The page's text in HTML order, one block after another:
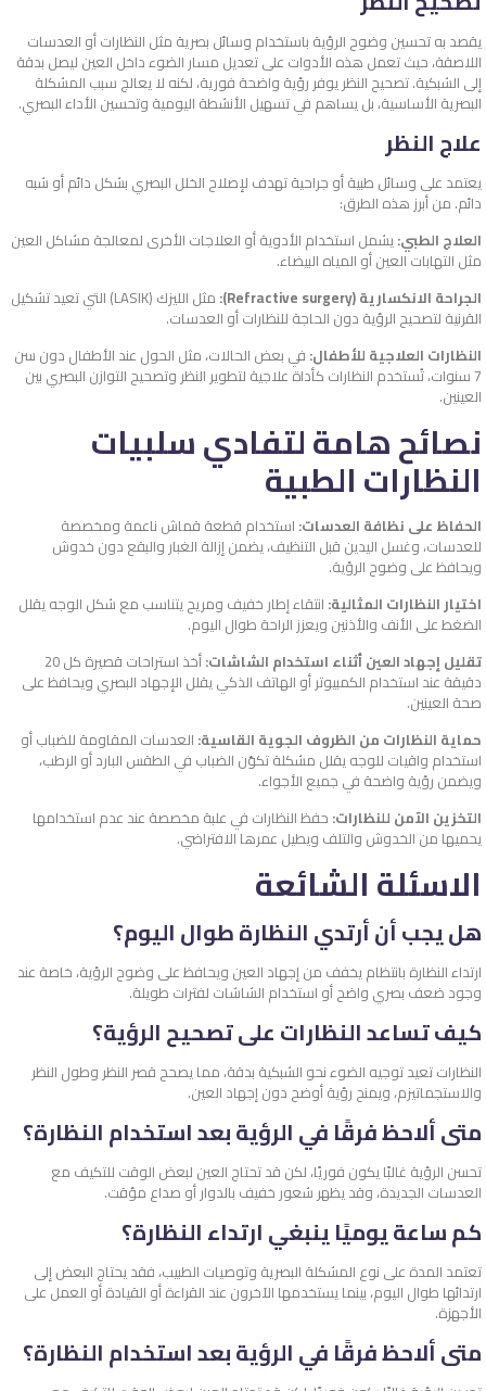
يقصد به تحسين وضوح الرؤية باستخدام وسائل بصرية مثل النظارات أو العدسات
اللاصقة، حيث تعمل هذه الأدوات على تعديل مسار الضوء داخل العين ليصل بدقة
إلى الشبكية. تصحيح النظر يوفر رؤية واضحة فورية، لكنه لا يعالج سبب المشكلة
البصرية الأساسية، بل يساهم في تسهيل الأنشطة اليومية وتحسين الأداء البصري.
علاج النظر
يعتمد على وسائل طبية أو جراحية تهدف لإصلاح الخلل البصري بشكل دائم أو شبه
دائم. من أبرز هذه الطرق:
العلاج الطبي:يشمل استخدام الأدوية أو العلاجات الأخرى لمعالجة مشاكل العين
مثل التهابات العين أو المياه البيضاء.
الجراحة الانكسارية (Refractive surgery):
مثل الليزك (LASIK) التي تعيد تشكيل
القرنية لتصحيح الرؤية دون الحاجة للنظارات أو العدسات.
النظارات العلاجية للأطفال: في بعض الحالات، مثل الحول عند الأطفال دون سن
7 سنوات، تُستخدم النظارات كأداة علاجية لتطوير النظر وتصحيح التوازن البصري بين
العينين.
نصائح هامة لتفادي سلبيات
النظارات الطبية
الحفاظ على نظافة العدسات: استخدام قطعة قماش ناعمة ومخصصة
للعدسات، وغسل اليدين قبل التنظيف، يضمن إزالة الغبار والبقع دون خدوش
ويحافظ على وضوح الرؤية.
اختيار النظارات المثالية: انتقاء إطار خفيف ومريح يتناسب مع شكل الوجه يقلل
الضغط على الأنف والأذنين ويعزز الراحة طوال اليوم.
تقليل إجهاد العين أثناء استخدام الشاشات:
أخذ استراحات قصيرة كل 20
دقيقة عند استخدام الكمبيوتر أو الهاتف الذكي يقلل الإجهاد البصري ويحافظ على
صحة العينين.
حماية النظارات من الظروف الجوية القاسية: العدسات المقاومة للضباب أو
استخدام واقيات للوجه يقلل مشكلة تكوّن الضباب في الطقس البارد أو الرطب،
ويضمن رؤية واضحة في جميع الأجواء.
التخزين الآمن للنظارات: حفظ النظارات في علبة مخصصة عند عدم استخدامها
يحميها من الخدوش والتلف ويطيل عمرها الافتراضي.
الاسئلة الشائعة
هل يجب أن أرتدي النظارة طوال اليوم؟
ارتداء النظارة بانتظام يخفف من إجهاد العين ويحافظ على وضوح الرؤية، خاصة عند
وجود ضعف بصري واضح أو استخدام الشاشات لفترات طويلة.
كيف تساعد النظارات على تصحيح الرؤية؟
النظارات تعيد توجيه الضوء نحو الشبكية بدقة، مما يصحح قصر النظر وطول النظر
والاستجماتيزم، ويمنح رؤية أوضح دون إجهاد العين.
متى ألاحظ فرقًا في الرؤية بعد استخدام النظارة؟
تحسن الرؤية غالبًا يكون فوريًا، لكن قد تحتاج العين لبعض الوقت للتكيف مع
العدسات الجديدة، وقد يظهر شعور خفيف بالدوار أو صداع مؤقت.
كم ساعة يوميًا ينبغي ارتداء النظارة؟
تعتمد المدة على نوع المشكلة البصرية وتوصيات الطبيب، فقد يحتاج البعض إلى
ارتدائها طوال اليوم، بينما يستخدمها الآخرون عند القراءة أو القيادة أو العمل على
الأجهزة.
متى ألاحظ فرقًا في الرؤية بعد استخدام النظارة؟